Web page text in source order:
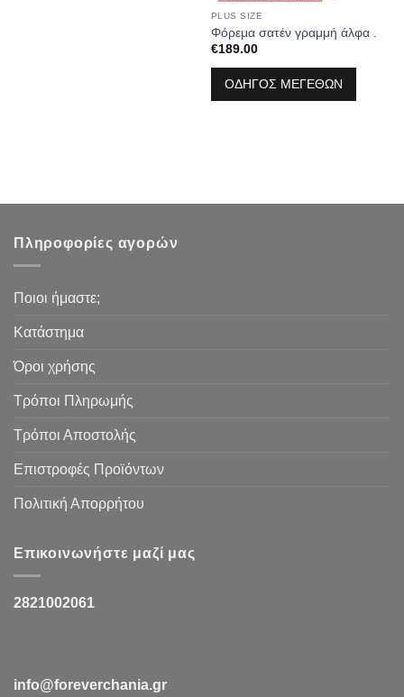
PLUS SIZE
Φόρεμα σατέν γραμμή άλφα .
€189.00
ΟΔΗΓΟΣ ΜΕΓΕΘΩΝ
Πληροφορίες αγορών
Ποιοι ήμαστε;
Κατάστημα
Όροι χρήσης
Τρόποι Πληρωμής
Τρόποι Αποστολής
Επιστροφές Προϊόντων
Πολιτική Απορρήτου
Επικοινωνήστε μαζί μας
2821002061
info@foreverchania.gr